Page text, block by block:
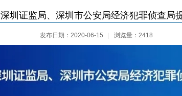
深圳证监局、深圳市公安局经济犯罪侦查局
发布日期：2020-06-15 浏览量：2418